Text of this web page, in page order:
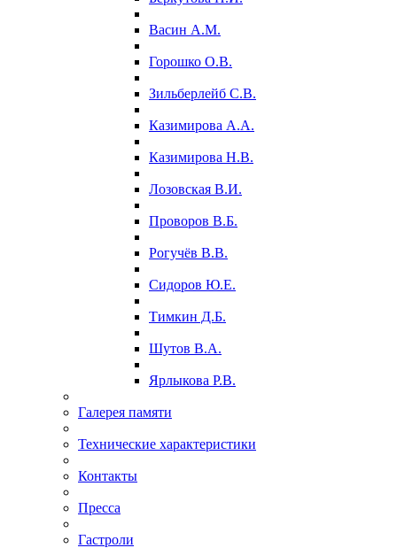
Васин А.М.
Горошко О.В.
Зильберлейб С.В.
Казимирова А.А.
Казимирова Н.В.
Лозовская В.И.
Проворов В.Б.
Рогучёв В.В.
Сидоров Ю.Е.
Тимкин Д.Б.
Шутов В.А.
Ярлыкова Р.В.
Галерея памяти
Технические характеристики
Контакты
Пресса
Гастроли